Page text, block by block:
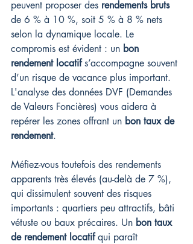
peuvent proposer des rendements bruts
de 6 % à 10 %, soit 5 % à 8 % nets
selon la dynamique locale. Le
compromis est évident : un bon
rendement locatif s’accompagne souvent
d’un risque de vacance plus important.
L'analyse des données DVF (Demandes
de Valeurs Foncières) vous aidera à
repérer les zones offrant un bon taux de
rendement.
Méfiez-vous toutefois des rendements
apparents très élevés (au-delà de 7 %),
qui dissimulent souvent des risques
importants : quartiers peu attractifs, bâti
vétuste ou baux précaires. Un bon taux
de rendement locatif qui paraît